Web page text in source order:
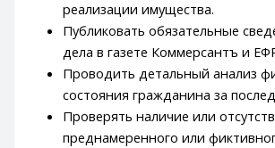
реализации имущества.
Публиковать обязательные
дела в газете Коммерсантъ и
Проводить детальный анализ
состояния гражданина за
Проверять наличие или
преднамеренного или